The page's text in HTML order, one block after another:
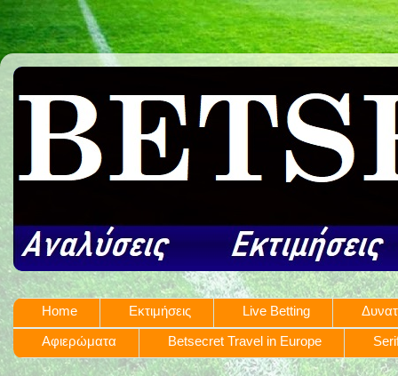
Home Εκτιμήσεις Live Betting
Αφιερώματα
Betsecret Travel in Europe